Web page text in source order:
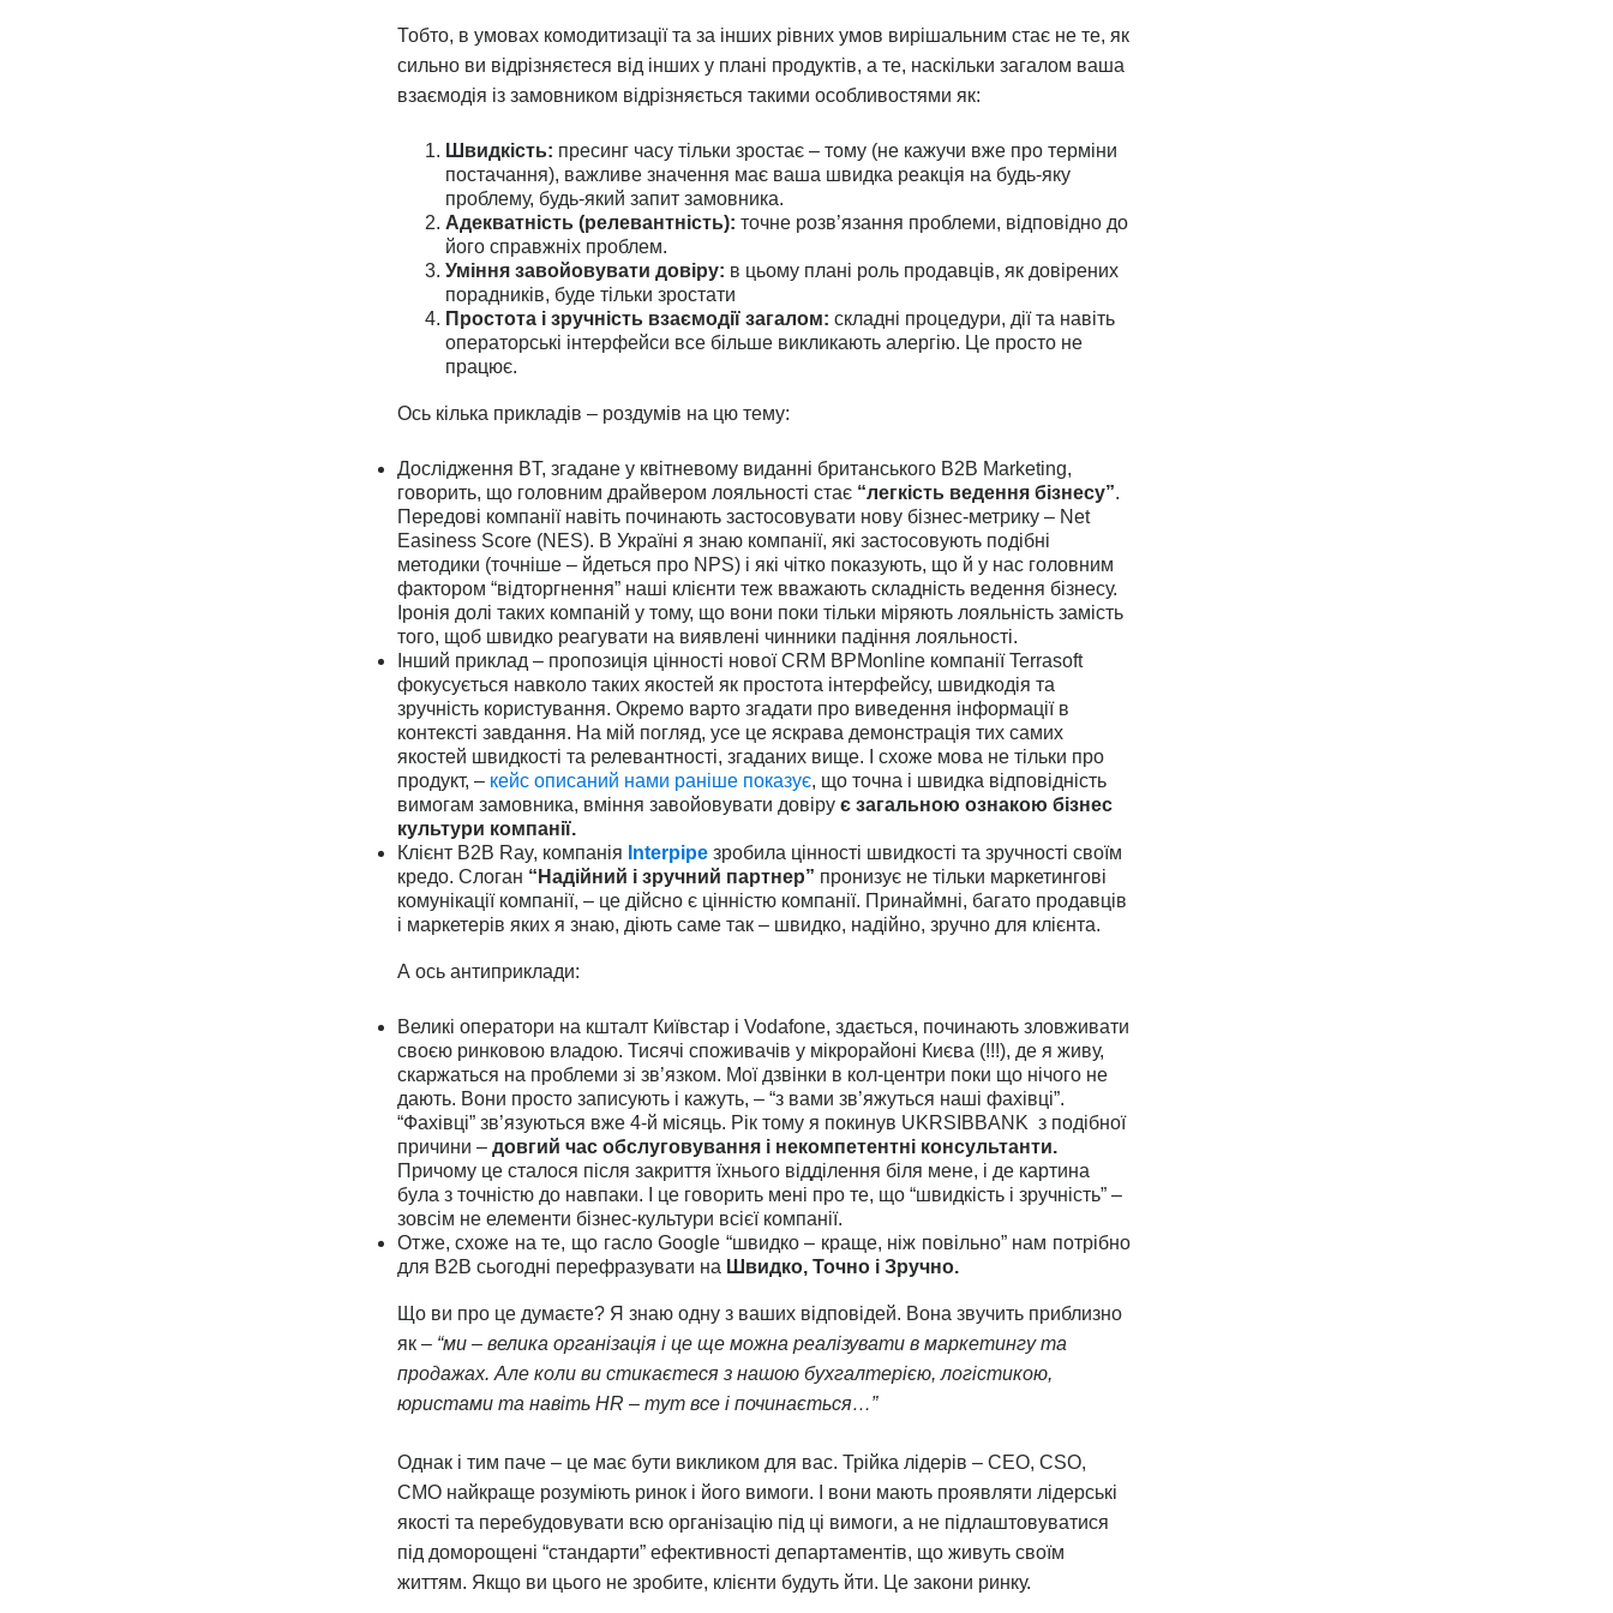
Тобто, в умовах комодитизації та за інших рівних умов вирішальним стає не те, як
сильно ви відрізняєтеся від інших у плані продуктів, а те, наскільки загалом ваша
взаємодія із замовником відрізняється такими особливостями як:
Швидкість: пресинг часу тільки зростає – тому (не кажучи вже про терміни
постачання), важливе значення має ваша швидка реакція на будь-яку
проблему, будь-який запит замовника.
Адекватність (релевантність): точне розв’язання проблеми, відповідно до
його справжніх проблем.
Уміння завойовувати довіру: в цьому плані роль продавців, як довірених
порадників, буде тільки зростати
Простота і зручність взаємодії загалом: складні процедури, дії та навіть
операторські інтерфейси все більше викликають алергію. Це просто не
працює.
Ось кілька прикладів – роздумів на цю тему:
Дослідження BT, згадане у квітневому виданні британського B2B Marketing,
говорить, що головним драйвером лояльності стає “легкість ведення бізнесу”.
Передові компанії навіть починають застосовувати нову бізнес-метрику – Net
Easiness Score (NES). В Україні я знаю компанії, які застосовують подібні
методики (точніше – йдеться про NPS) і які чітко показують, що й у нас головним
фактором “відторгнення” наші клієнти теж вважають складність ведення бізнесу.
Іронія долі таких компаній у тому, що вони поки тільки міряють лояльність замість
того, щоб швидко реагувати на виявлені чинники падіння лояльності.
Інший приклад – пропозиція цінності нової CRM BPMonline компанії Terrasoft
фокусується навколо таких якостей як простота інтерфейсу, швидкодія та
зручність користування. Окремо варто згадати про виведення інформації в
контексті завдання. На мій погляд, усе це яскрава демонстрація тих самих
якостей швидкості та релевантності, згаданих вище. І схоже мова не тільки про
продукт, – кейс описаний нами раніше показує, що точна і швидка відповідність
вимогам замовника, вміння завойовувати довіру є загальною ознакою бізнес
культури компанії.
Клієнт B2B Ray, компанія Interpipe зробила цінності швидкості та зручності своїм
кредо. Слоган “Надійний і зручний партнер” пронизує не тільки маркетингові
комунікації компанії, – це дійсно є цінністю компанії. Принаймні, багато продавців
і маркетерів яких я знаю, діють саме так – швидко, надійно, зручно для клієнта.
А ось антиприклади:
Великі оператори на кшталт Київстар і Vodafone, здається, починають зловживати
своєю ринковою владою. Тисячі споживачів у мікрорайоні Києва (!!!), де я живу,
скаржаться на проблеми зі зв’язком. Мої дзвінки в кол-центри поки що нічого не
дають. Вони просто записують і кажуть, – “з вами зв’яжуться наші фахівці”.
“Фахівці” зв’язуються вже 4-й місяць. Рік тому я покинув UKRSIBBANK з подібної
причини – довгий час обслуговування і некомпетентні консультанти.
Причому це сталося після закриття їхнього відділення біля мене, і де картина
була з точністю до навпаки. І це говорить мені про те, що “швидкість і зручність” –
зовсім не елементи бізнес-культури всієї компанії.
Отже, схоже на те, що гасло Google “швидко – краще, ніж повільно” нам потрібно
для B2B сьогодні перефразувати на Швидко, Точно і Зручно.
Що ви про це думаєте? Я знаю одну з ваших відповідей. Вона звучить приблизно
як – “ми – велика організація і це ще можна реалізувати в маркетингу та
продажах. Але коли ви стикаєтеся з нашою бухгалтерією, логістикою,
юристами та навіть HR – тут все і починається…”
Однак і тим паче – це має бути викликом для вас. Трійка лідерів – СЕО, CSO,
CMO найкраще розуміють ринок і його вимоги. І вони мають проявляти лідерські
якості та перебудовувати всю організацію під ці вимоги, а не підлаштовуватися
під доморощені “стандарти” ефективності департаментів, що живуть своїм
життям. Якщо ви цього не зробите, клієнти будуть йти. Це закони ринку.